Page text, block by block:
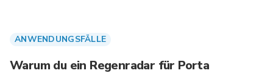
ANWENDUNGSFÄLLE
Warum du ein Regenradar für Porta